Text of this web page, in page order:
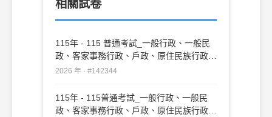
相關試卷
115年 - 115 普通考試_一般行政、一般民
政、客家事務行政、戶政、原住民族行政、
社會行政、勞工行政、教育行政、人事行
複)#142344
2026 年 · #142344
115年 - 115普通考試_一般行政、一般民
政、客家事務行政、戶政、原住民族行政、